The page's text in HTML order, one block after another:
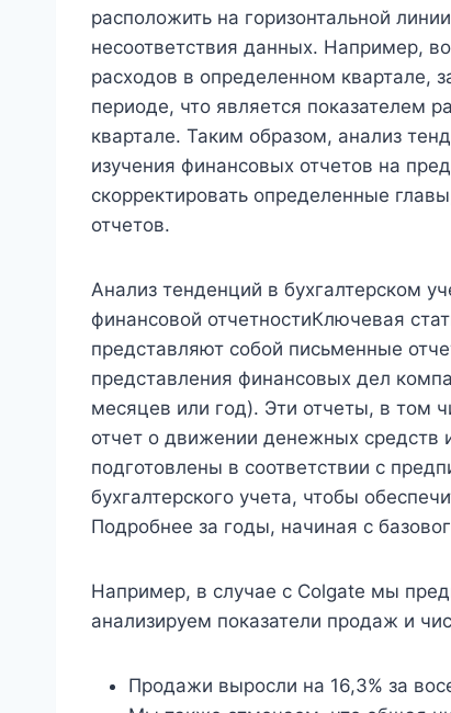
расположить на горизонтальной
несоответствия данных. Например,
расходов в определенном квартале,
периоде, что является показателем
квартале. Таким образом, анализ
изучения финансовых отчетов на
скорректировать определенные
отчетов.
Анализ тенденций в бухгалтерском
финансовой отчетностиКлючевая
представляют собой письменные
представления финансовых дел
месяцев или год). Эти отчеты, в том
отчет о движении денежных средств
подготовлены в соответствии с
бухгалтерского учета, чтобы
Подробнее за годы, начиная с
Например, в случае с Colgate мы
анализируем показатели продаж и
Продажи выросли на 16,3% за